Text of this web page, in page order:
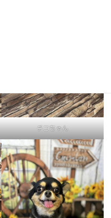
チコちゃん